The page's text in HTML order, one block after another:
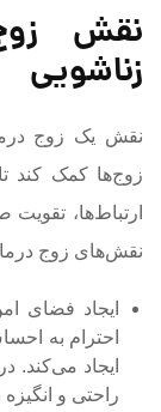
نقش
زناشویی
نقش یک زوج
زوج‌ها کمک کند
ارتباط‌ها،
نقش‌های زوج
ایجاد فضای
احترام به
ایجاد می‌کند.
راحتی و